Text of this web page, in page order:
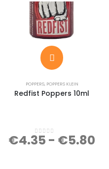
POPPERS, POPPERS KLEIN
Redfist Poppers 10ml
0 out of 5
€4.35 - €5.80